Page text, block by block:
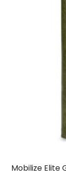
Mobilize Elite